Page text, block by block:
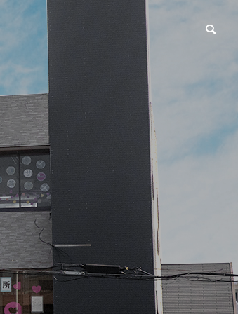
だれでも働ける環
境を提供
就労継続支援A型
CoCoRo事業所